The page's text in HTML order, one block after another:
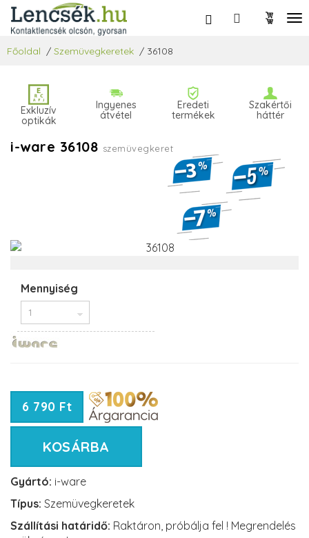
Főoldal / Szemüvegkeretek / 36108
Exkluzív
optikák
Ingyenes
átvétel
Eredeti
termékek
Szakértői
háttér
i-ware 36108 szemüvegkeret
Mennyiség
6 790 Ft
KOSÁRBA
Gyártó: i-ware
Típus: Szemüvegkeretek
Szállítási határidő: Raktáron, próbálja fel ! Megrendelés